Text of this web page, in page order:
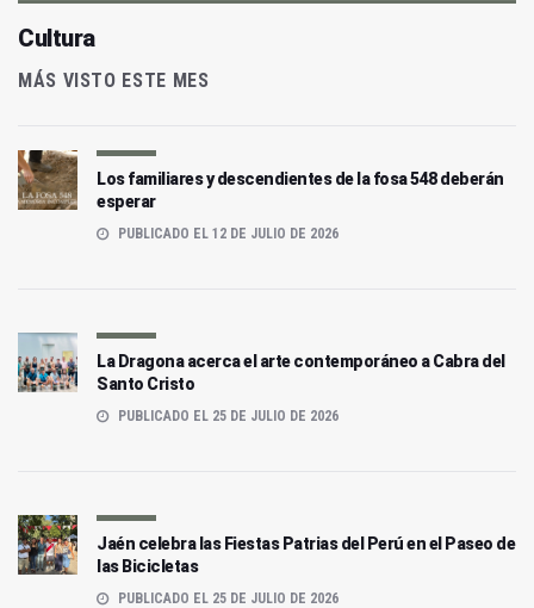
Cultura
MÁS VISTO ESTE MES
Los familiares y descendientes de la fosa 548 deberán
esperar
PUBLICADO EL 12 DE JULIO DE 2026
La Dragona acerca el arte contemporáneo a Cabra del
Santo Cristo
PUBLICADO EL 25 DE JULIO DE 2026
Jaén celebra las Fiestas Patrias del Perú en el Paseo de
las Bicicletas
PUBLICADO EL 25 DE JULIO DE 2026